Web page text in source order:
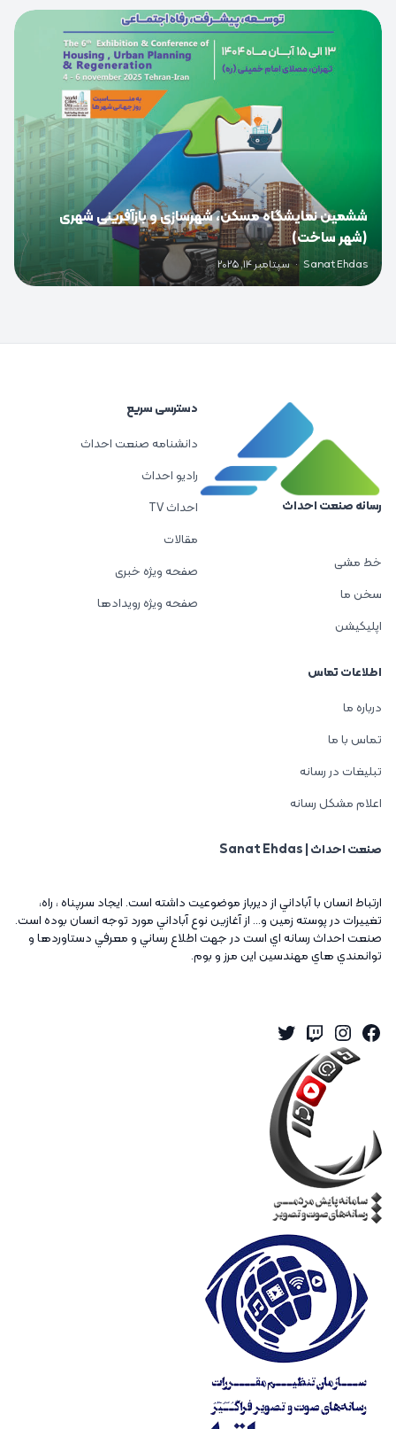
0
ششمین نمایشگاه مسکن، شهرسازی و بازآفرینی شهری
(شهر ساخت)
Sanat Ehdas
· سپتامبر 14, 2025
رسانه صنعت احداث
خط مشی
سخن ما
اپلیکیشن
دسترسی سریع
دانشنامه صنعت احداث
رادیو احداث
احداث TV
مقالات
صفحه ویژه خبری
صفحه ویژه رویدادها
اطلاعات تماس
درباره ما
تماس با ما
تبلیغات در رسانه
اعلام مشکل رسانه
صنعت احداث | Sanat Ehdas
ارتباط انسان با آباداني از ديرباز موضوعيت داشته است. ايجاد سرپناه ، راه،
تغييرات در پوسته زمين و... از آغازين نوع آباداني مورد توجه انسان بوده است.
صنعت احداث رسانه اي است در جهت اطلاع رساني و معرفي دستاوردها و
توانمندي هاي مهندسين اين مرز و بوم.
Facebook
Instagram
Twitch
Twitter